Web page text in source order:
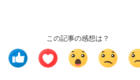
この記事の感想は？